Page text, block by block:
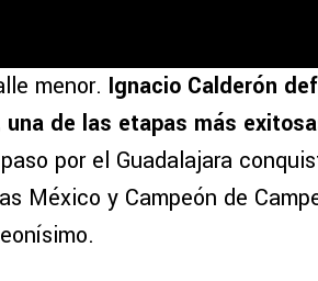
menor. Ignacio Calderón
de las etapas más
por el Guadalajara
México y Campeón de